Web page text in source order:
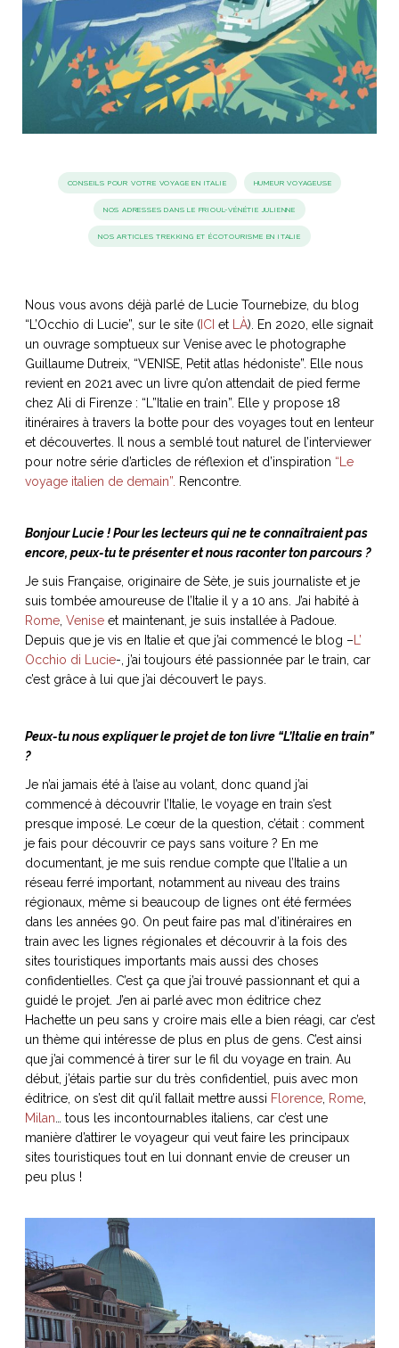
LIRE
ITALIEN
joie de vivre
SUBLIME ! LE DÉCOR ITALIEN
LIRE
Les cuirs de
Toscane
NOS ARTICLES ART ET DESIGN
de tous les
superlatifs
du
ART DE VIVRE ITALIEN
Notre palette
Virtuosa Venezia
ART ET DESIGN
journal
Dolce Follia
CONSEILS POUR VOTRE VOYAGE EN ITALIE HUMEUR VOYAGEUSE
NOS ADRESSES DANS LE FRIOUL-VÉNÉTIE JULIENNE
NOS ARTICLES TREKKING ET ÉCOTOURISME EN ITALIE
Nous vous avons déjà parlé de Lucie Tournebize, du blog
“L’Occhio di Lucie”, sur le site (ICI etLÀ). En 2020, elle signait
un ouvrage somptueux sur Venise avec le photographe
Guillaume Dutreix, “VENISE, Petit atlas hédoniste”. Elle nous
revient en 2021 avec un livre qu’on attendait de pied ferme
chez Ali di Firenze : “L”Italie en train”. Elle y propose 18
itinéraires à travers la botte pour des voyages tout en lenteur
et découvertes. Il nous a semblé tout naturel de l’interviewer
pour notre série d’articles de réflexion et d’inspiration “Le
voyage italien de demain”. Rencontre.
Bonjour Lucie ! Pour les lecteurs qui ne te connaîtraient pas
encore, peux-tu te présenter et nous raconter ton parcours ?
Je suis Française, originaire de Sète, je suis journaliste et je
suis tombée amoureuse de l’Italie il y a 10 ans. J’ai habité à
Rome, Veniseet maintenant, je suis installée à Padoue.
Depuis que je vis en Italie et que j’ai commencé le blog – L’
Occhio di Lucie-, j’ai toujours été passionnée par le train, car
c’est grâce à lui que j’ai découvert le pays.
Peux-tu nous expliquer le projet de ton livre “L’Italie en train”
?
Je n’ai jamais été à l’aise au volant, donc quand j’ai
commencé à découvrir l’Italie, le voyage en train s’est
presque imposé. Le cœur de la question, c’était : comment
je fais pour découvrir ce pays sans voiture ? En me
documentant, je me suis rendue compte que l’Italie a un
réseau ferré important, notamment au niveau des trains
régionaux, même si beaucoup de lignes ont été fermées
dans les années 90. On peut faire pas mal d’itinéraires en
train avec les lignes régionales et découvrir à la fois des
sites touristiques importants mais aussi des choses
confidentielles. C’est ça que j’ai trouvé passionnant et qui a
guidé le projet. J’en ai parlé avec mon éditrice chez
Hachette un peu sans y croire mais elle a bien réagi, car c’est
un thème qui intéresse de plus en plus de gens. C’est ainsi
que j’ai commencé à tirer sur le fil du voyage en train. Au
début, j’étais partie sur du très confidentiel, puis avec mon
éditrice, on s’est dit qu’il fallait mettre aussi Florence, Rome,
Milan … tous les incontournables italiens, car c’est une
manière d’attirer le voyageur qui veut faire les principaux
sites touristiques tout en lui donnant envie de creuser un
peu plus !